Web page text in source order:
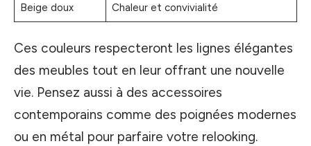
Beige doux Chaleur et convivialité
Ces couleurs respecteront les lignes élégantes
des meubles tout en leur offrant une nouvelle
vie. Pensez aussi à des accessoires
contemporains comme des poignées modernes
ou en métal pour parfaire votre relooking.